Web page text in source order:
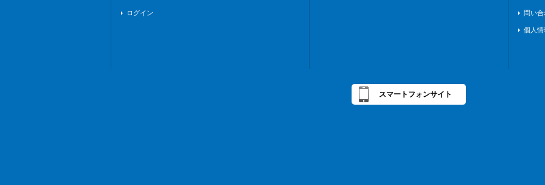
ログイン 問い合
個人
スマートフォンサイト